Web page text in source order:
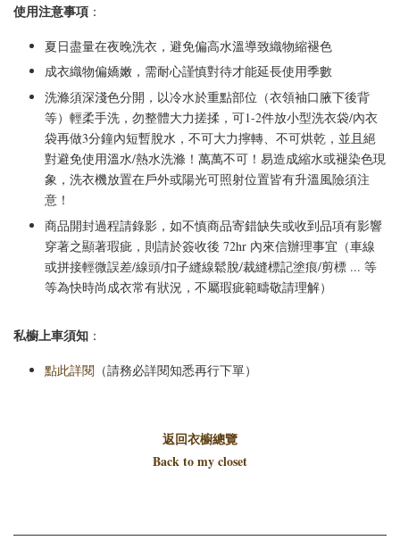
使用注意事項 ：
夏日盡量在夜晚洗衣，避免偏高水溫導致織物縮褪色
成衣織物偏嬌嫩，需耐心謹慎對待才能延長使用季數
洗滌須深淺色分開，以冷水於重點部位（衣領袖口腋下後背
等）輕柔手洗，勿整體大力搓揉，可1-2件放小型洗衣袋/內衣
袋再做3分鐘內短暫脫水，不可大力擰轉、不可烘乾，並且絕
對避免使用溫水/熱水洗滌！萬萬不可！易造成縮水或褪染色現
象，洗衣機放置在戶外或陽光可照射位置皆有升溫風險須注
意！
商品開封過程請錄影，如不慎商品寄錯缺失或收到品項有影響
穿著之顯著瑕疵，則請於簽收後 72hr 內來信辦理事宜（車線
或拼接輕微誤差/線頭/扣子縫線鬆脫/裁縫標記塗痕/剪標 ... 等
等為快時尚成衣常有狀況，不屬瑕疵範疇敬請理解）
私櫥上車須知 ：
點此詳閱 （請務必詳閱知悉再行下單）
返回衣櫥總覽
Back to my closet